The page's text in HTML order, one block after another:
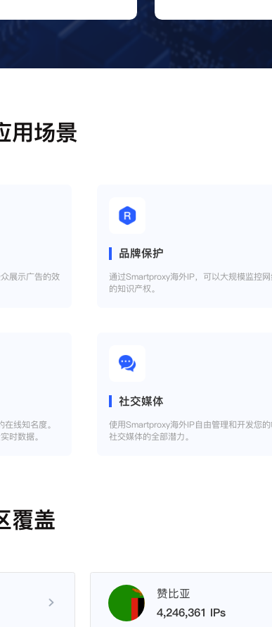
用场景
展示广告的效
品牌保护
通过Smartproxy海外IP，可以大规模监控
的知识产权。
线知名度。
时数据。
社交媒体
使用Smartproxy海外IP自由管理和开发您
社交媒体的全部潜力。
覆盖
赞比亚
4,246,361 IPs